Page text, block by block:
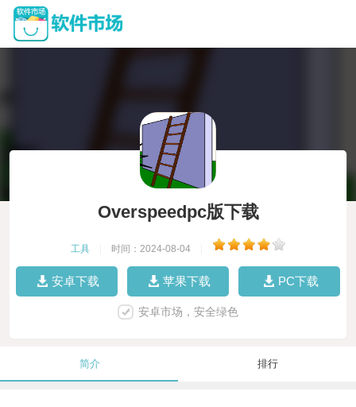
Overspeedpc版下载
工具 时间：2024-08-04
安卓下载 苹果下载 PC下载
安卓市场，安全绿色
简介 排行